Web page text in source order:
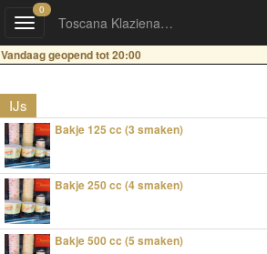
0
Toggle
Toscana Klazienaveen
Vandaag geopend tot 20:00
IJs
Bakje 125 cc (3 smaken)
Bakje 250 cc (4 smaken)
Bakje 500 cc (5 smaken)